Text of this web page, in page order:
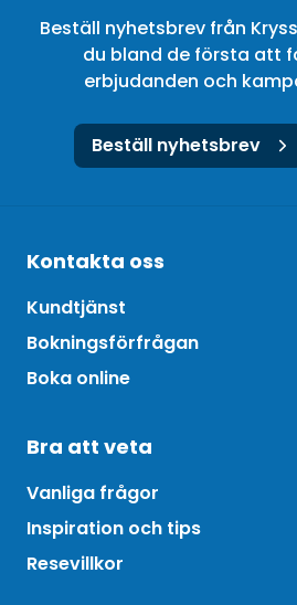
Beställ nyhetsbrev från
du bland de första att
erbjudanden och
Beställ nyhetsbrev
Kontakta oss
Kundtjänst
Bokningsförfrågan
Boka online
Bra att veta
Vanliga frågor
Inspiration och tips
Resevillkor